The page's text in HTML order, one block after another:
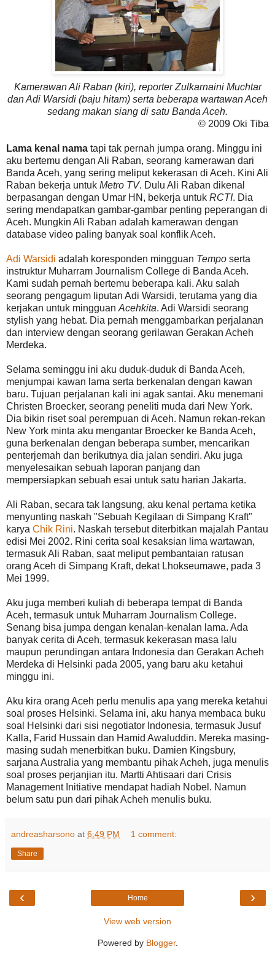
Kamerawan Ali Raban (kiri), reporter Zulkarnaini Muchtar
dan Adi Warsidi (baju hitam) serta beberapa wartawan Aceh
sedang makan siang di satu Banda Aceh.
© 2009 Oki Tiba
Lama kenal nama tapi tak pernah jumpa orang. Minggu ini
aku bertemu dengan Ali Raban, seorang kamerawan dari
Banda Aceh, yang sering meliput kekerasan di Aceh. Kini Ali
Raban bekerja untuk Metro TV. Dulu Ali Raban dikenal
berpasangan dengan Umar HN, bekerja untuk RCTI. Dia
sering mendapatkan gambar-gambar penting peperangan di
Aceh. Mungkin Ali Raban adalah kamerawan dengan
database video paling banyak soal konflik Aceh.
Adi Warsidi adalah koresponden mingguan Tempo serta
instruktur Muharram Journalism College di Banda Aceh.
Kami sudah pernah bertemu beberapa kali. Aku salah
seorang pengagum liputan Adi Warsidi, terutama yang dia
kerjakan untuk mingguan Acehkita. Adi Warsidi seorang
stylish yang hebat. Dia pernah menggambarkan perjalanan
dan interview dengan seorang gerilawan Gerakan Acheh
Merdeka.
Selama seminggu ini aku duduk-duduk di Banda Aceh,
menjumpai kawan lama serta berkenalan dengan kawan
baru. Tujuan perjalanan kali ini agak santai. Aku menemani
Christen Broecker, seorang peneliti muda dari New York.
Dia bikin riset soal perempuan di Aceh. Namun rekan-rekan
New York minta aku mengantar Broecker ke Banda Aceh,
guna berkenalan dengan beberapa sumber, mencarikan
penterjemah dan berikutnya dia jalan sendiri. Aku juga
menyelesaikan sebuah laporan panjang dan
mempersiapkan sebuah esai untuk satu harian Jakarta.
Ali Raban, secara tak langsung, aku kenal pertama ketika
menyunting naskah "Sebuah Kegilaan di Simpang Kraft"
karya Chik Rini. Naskah tersebut diterbitkan majalah Pantau
edisi Mei 2002. Rini cerita soal kesaksian lima wartawan,
termasuk Ali Raban, saat meliput pembantaian ratusan
orang Aceh di Simpang Kraft, dekat Lhokseumawe, pada 3
Mei 1999.
Aku juga memberi kuliah di beberapa tempat di Banda
Aceh, termasuk untuk Muharram Journalism College.
Senang bisa jumpa dengan kenalan-kenalan lama. Ada
banyak cerita di Aceh, termasuk kekerasan masa lalu
maupun perundingan antara Indonesia dan Gerakan Acheh
Merdeka di Helsinki pada 2005, yang baru aku ketahui
minggu ini.
Aku kira orang Aceh perlu menulis apa yang mereka ketahui
soal proses Helsinki. Selama ini, aku hanya membaca buku
soal Helsinki dari sisi negotiator Indonesia, termasuk Jusuf
Kalla, Farid Hussain dan Hamid Awaluddin. Mereka masing-
masing sudah menerbitkan buku. Damien Kingsbury,
sarjana Australia yang membantu pihak Acheh, juga menulis
soal proses perjanjian itu. Martti Ahtisaari dari Crisis
Management Initiative mendapat hadiah Nobel. Namun
belum satu pun dari pihak Acheh menulis buku.
andreasharsono at 6:49 PM 1 comment:
Share
‹ ›
Home
View web version
Powered by Blogger.